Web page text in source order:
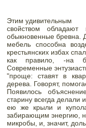
Этим удивительным
свойством
обыкновенные бревна.
мебель способна
крестьянских избах
как правило, -на
Современные
"проще: ставят в
дерева. Говорят,
Появилось
старину всегда делали
ею же крыли и
забирающим энергию,
микробы, и, значит,